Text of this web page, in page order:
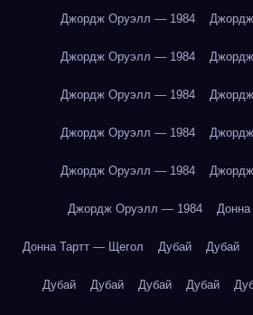
Джордж Оруэлл — 1984
Джордж Оруэлл — 1984
Джордж Оруэлл — 1984
Джордж Оруэлл — 1984
Джордж Оруэлл — 1984
Джордж Оруэлл — 1984
Донна Тартт — Щегол Дубай Дубай
Дубай Дубай Дубай Дубай